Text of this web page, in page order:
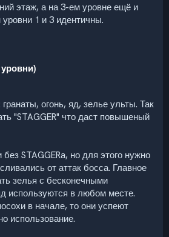
этаж, а на 3-ем уровне ещё и
1 и 3 идентичны.
огонь, яд, зелье ульты. Так
"STAGGER" что даст повышеный
STAGGERа, но для этого нужно
от аттак босса. Главное
зелья с бесконечными
используются в любом месте.
в начале, то они успеют
использование.